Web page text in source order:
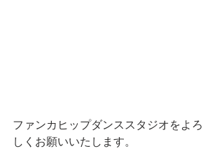
ファンカヒップダンススタジオをよろ
しくお願いいたします。